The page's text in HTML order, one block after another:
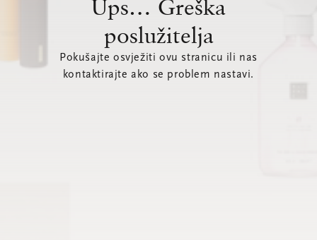
Ups… Greška
poslužitelja
Pokušajte osvježiti ovu stranicu ili nas
kontaktirajte ako se problem nastavi.